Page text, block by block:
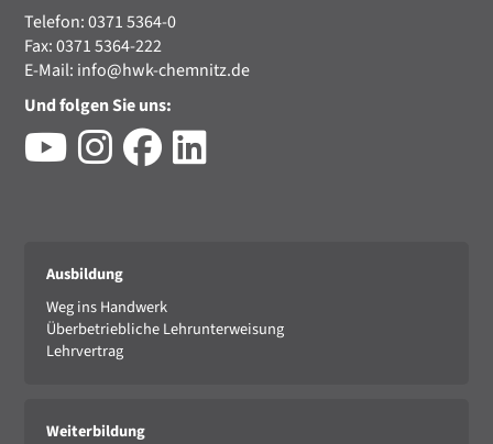
Telefon: 0371 5364-0
Fax: 0371 5364-222
E-Mail: info@hwk-chemnitz.de
Und folgen Sie uns:
Ausbildung
Weg ins Handwerk
Überbetriebliche Lehrunterweisung
Lehrvertrag
Weiterbildung